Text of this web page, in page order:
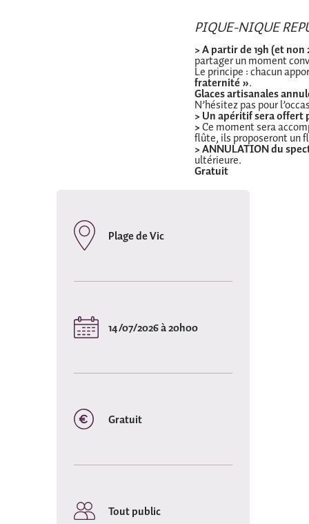
PIQUE-NIQUE
> A partir de 19h (et non
partager un moment
Le principe : chacun
fraternité ».
Glaces artisanales
N’hésitez pas pour
> Un apéritif sera offert
>Ce moment sera
flûte, ils proposeront un
> ANNULATION du
ultérieure.
Gratuit
Plage de Vic
14/07/2026 à 20h00
Gratuit
Tout public